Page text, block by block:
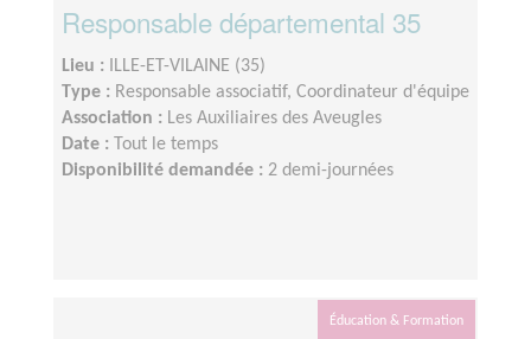
Responsable départemental 35
Lieu :
ILLE-ET-VILAINE (35)
Type : Responsable associatif, Coordinateur d'équipe
Association : Les Auxiliaires des Aveugles
Date :
Tout le temps
Disponibilité demandée : 2 demi-journées
Éducation & Formation